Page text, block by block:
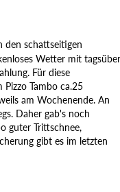
den schattseitigen
Wetter mit tagsüber
Für diese
Tambo ca.25
am Wochenende. An
Daher gab's noch
guter Trittschnee,
gibt es im letzten